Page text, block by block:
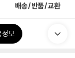
배송/반품/교환
정보